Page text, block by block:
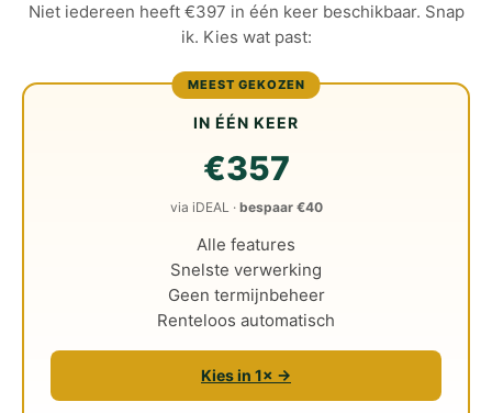
Niet iedereen heeft €397 in één keer beschikbaar. Snap
ik. Kies wat past:
MEEST GEKOZEN
IN ÉÉN KEER
€357
via iDEAL · bespaar €40
Alle features
Snelste verwerking
Geen termijnbeheer
Renteloos automatisch
Kies in 1× →